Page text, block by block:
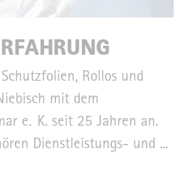
Rollos und
mit dem
e. K. seit 25 Jahren an.
Dienstleistungs- und ...